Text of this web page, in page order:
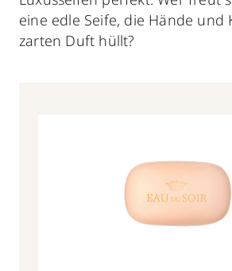
eine edle Seife, die Hände und
zarten Duft hüllt?